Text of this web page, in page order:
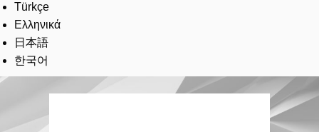
Türkçe
Ελληνικά
日本語
한국어